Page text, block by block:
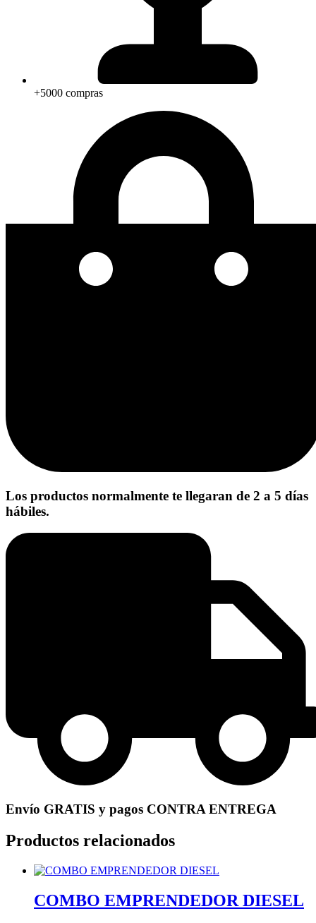
+5000 compras
Los productos normalmente te llegaran de 2 a 5 días
hábiles.
Envío GRATIS y pagos CONTRA ENTREGA
Productos relacionados
COMBO EMPRENDEDOR DIESEL